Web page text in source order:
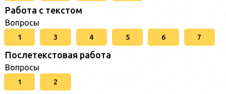
Работа с текстом
Вопросы
1 3 4 5 6 7
Послетекстовая работа
Вопросы
1 2